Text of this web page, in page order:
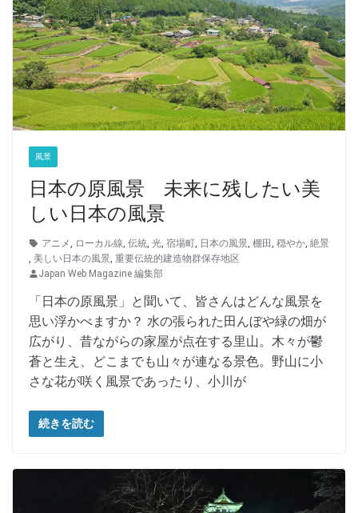
風景
日本の原風景 未来に残したい美
しい日本の風景
アニメ ローカル線 伝統 光 宿場町 日本の風景 棚田 穏やか 絶景
美しい日本の風景 重要伝統的建造物群保存地区
Japan Web Magazine 編集部
「日本の原風景」と聞いて、皆さんはどんな風景を
思い浮かべますか？ 水の張られた田んぼや緑の畑が
広がり、昔ながらの家屋が点在する里山。木々が鬱
蒼と生え、どこまでも山々が連なる景色。野山に小
さな花が咲く風景であったり、小川が
続きを読む